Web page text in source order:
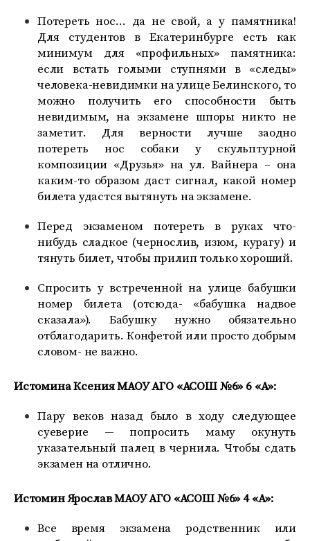
Потереть нос… да не свой, а у памятника!
Для студентов в Екатеринбурге есть как
минимум для «профильных» памятника:
если встать голыми ступнями в «следы»
человека-невидимки на улице Белинского, то
можно получить его способности быть
невидимым, на экзамене шпоры никто не
заметит. Для верности лучше заодно
потереть нос собаки у скульптурной
композиции «Друзья» на ул. Вайнера – она
каким-то образом даст сигнал, какой номер
билета удастся вытянуть на экзамене.
Перед экзаменом потереть в руках что-
нибудь сладкое (чернослив, изюм, курагу) и
тянуть билет, чтобы прилип только хороший.
Спросить у встреченной на улице бабушки
номер билета (отсюда- «бабушка надвое
сказала»). Бабушку нужно обязательно
отблагодарить. Конфетой или просто добрым
словом- не важно.
Истомина Ксения МАОУ АГО «АСОШ №6» 6 «А»:
Пару веков назад было в ходу следующее
суеверие — попросить маму окунуть
указательный палец в чернила. Чтобы сдать
экзамен на отлично.
Истомин Ярослав МАОУ АГО «АСОШ №6» 4 «А»:
Все время экзамена родственник или